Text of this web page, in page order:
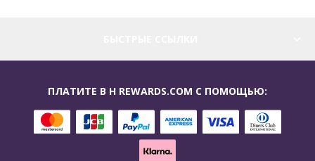
ПЛАТИТЕ В H REWARDS.COM С ПОМОЩЬЮ: